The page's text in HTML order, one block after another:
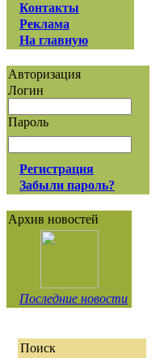
Контакты
Реклама
На главную
Авторизация
Логин
Пароль
Регистрация
Забыли пароль?
Архив новостей
Последние новости
Поиск